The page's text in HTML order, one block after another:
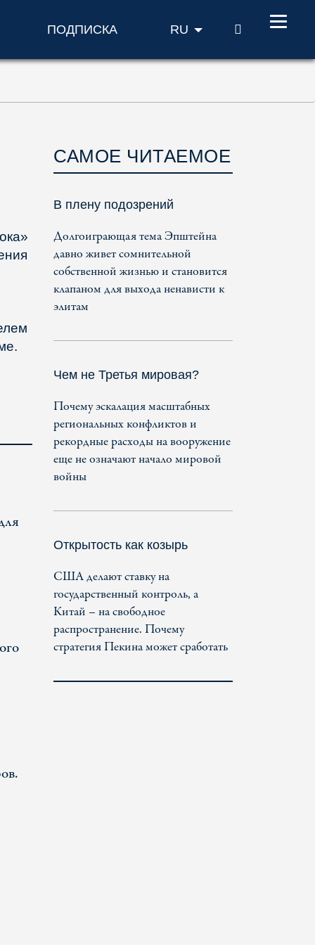
ПОДПИСКА RU ПОИСК
САМОЕ ЧИТАЕМОЕ
В плену подозрений
Долгоиграющая тема Эпштейна
давно живет сомнительной
собственной жизнью и становится
клапаном для выхода ненависти к
элитам
Чем не Третья мировая?
Почему эскалация масштабных
региональных конфликтов и
рекордные расходы на вооружение
еще не означают начало мировой
войны
Открытость как козырь
США делают ставку на
государственный контроль, а
Китай – на свободное
распространение. Почему
стратегия Пекина может сработать